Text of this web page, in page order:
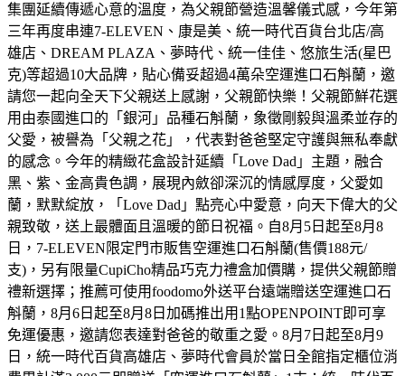
集團延續傳遞心意的溫度，為父親節營造溫馨儀式感，今年第
三年再度串連7-ELEVEN、康是美、統一時代百貨台北店/高
雄店、DREAM PLAZA、夢時代、統一佳佳、悠旅生活(星巴
克)等超過10大品牌，貼心備妥超過4萬朵空運進口石斛蘭，邀
請您一起向全天下父親送上感謝，父親節快樂！父親節鮮花選
用由泰國進口的「銀河」品種石斛蘭，象徵剛毅與溫柔並存的
父愛，被譽為「父親之花」，代表對爸爸堅定守護與無私奉獻
的感念。今年的精緻花盒設計延續「Love Dad」主題，融合
黑、紫、金高貴色調，展現內斂卻深沉的情感厚度，父愛如
蘭，默默綻放，「Love Dad」點亮心中愛意，向天下偉大的父
親致敬，送上最體面且溫暖的節日祝福。自8月5日起至8月8
日，7-ELEVEN限定門市販售空運進口石斛蘭(售價188元/
支)，另有限量CupiCho精品巧克力禮盒加價購，提供父親節贈
禮新選擇；推薦可使用foodomo外送平台遠端贈送空運進口石
斛蘭，8月6日起至8月8日加碼推出用1點OPENPOINT即可享
免運優惠，邀請您表達對爸爸的敬重之愛。8月7日起至8月9
日，統一時代百貨高雄店、夢時代會員於當日全館指定櫃位消